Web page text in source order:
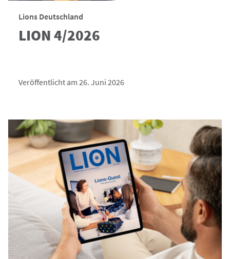
Lions Deutschland
LION 4/2026
Veröffentlicht am 26. Juni 2026